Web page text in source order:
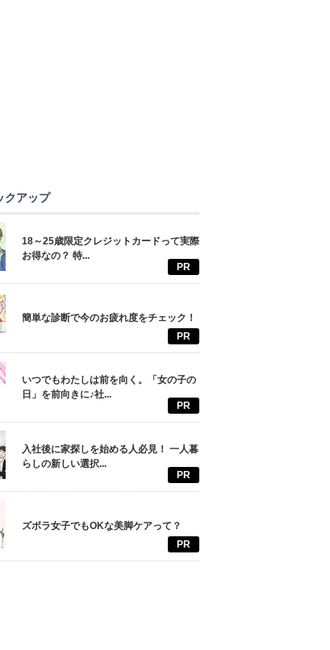
クアップ
18～25歳限定クレジットカードって実際
お得なの？ 特...
PR
簡単な診断で今のお疲れ度をチェック！
PR
いつでもわたしは前を向く。「女の子の
日」を前向きに♪社...
PR
入社後に家探しを始める人必見！ 一人暮
らしの新しい選択...
PR
ズボラ女子でもOKな美脚ケアって？
PR